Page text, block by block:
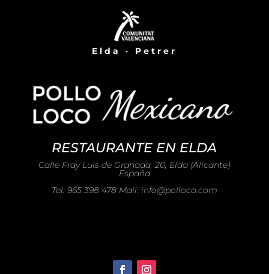
Elda · Petrer
RESTAURANTE EN ELDA
Calle Fray Luis de Granada, 20, Elda (Alicante)
España
Tel: 965 398 478 Mail: info@polloco.com